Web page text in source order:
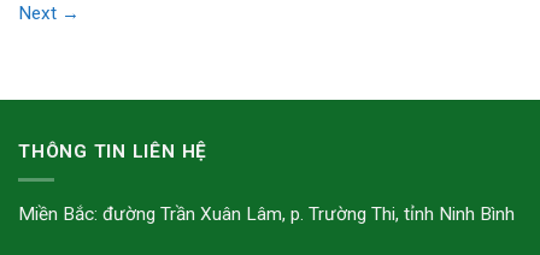
Next →
THÔNG TIN LIÊN HỆ
Miền Bắc: đường Trần Xuân Lâm, p. Trường Thi, tỉnh Ninh Bình